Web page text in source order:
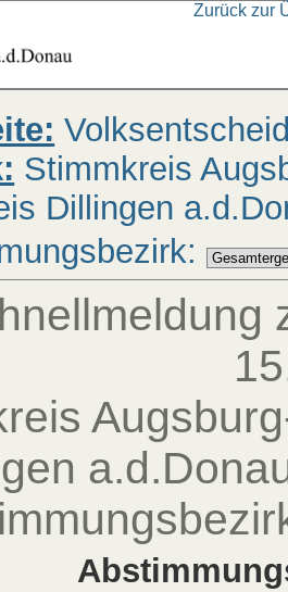
Zurück zur
Stimmkreis
Dillingen